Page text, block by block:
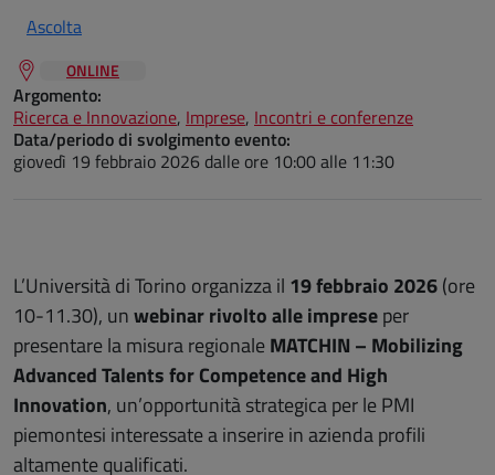
Ascolta
ONLINE
Argomento:
Ricerca e Innovazione, Imprese, Incontri e conferenze
Data/periodo di svolgimento evento:
giovedì 19 febbraio 2026 dalle ore 10:00 alle 11:30
L’Università di Torino organizza il 19 febbraio 2026(ore
10-11.30), unwebinar rivolto alle impreseper
presentare la misura regionaleMATCHIN – Mobilizing
Advanced Talents for Competence and High
Innovation, un’opportunità strategica per le PMI
piemontesi interessate a inserire in azienda profili
altamente qualificati.